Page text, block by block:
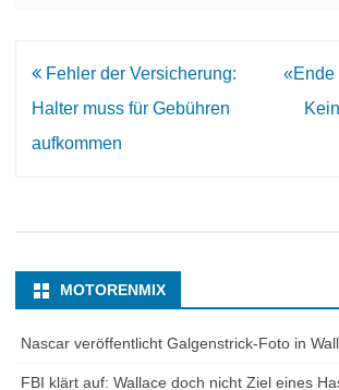
Beitrags-
Navigation
Fehler der Versicherung:
Halter muss für Gebühren
aufkommen
«Ende
MOTORENMIX
Nascar veröffentlicht Galgenstrick-Foto in
FBI klärt auf: Wallace doch nicht Ziel eines